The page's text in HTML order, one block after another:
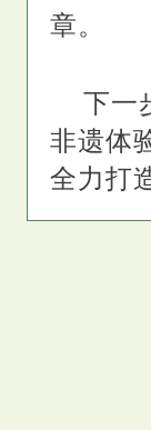
章。
下一
非遗体
全力打